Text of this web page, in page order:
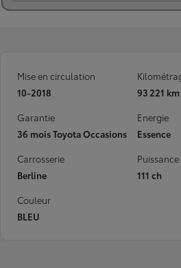
Mise en circulation
10-2018
93 221 km
Garantie
36 mois Toyota Occasions
Energie
Essence
Carrosserie
Berline
Puissance
111 ch
Couleur
BLEU